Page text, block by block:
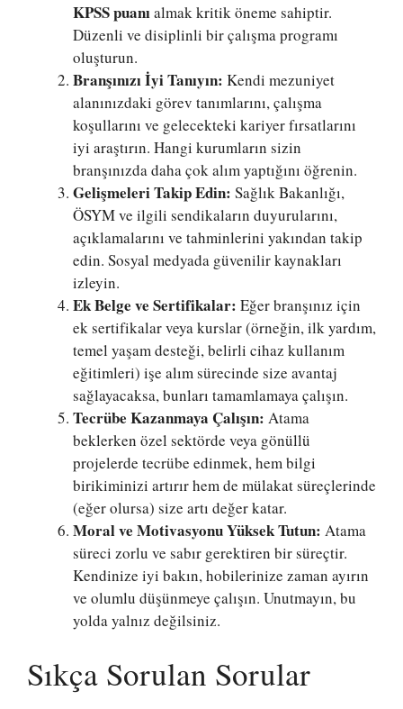
KPSS puanıalmak kritik öneme sahiptir.
Düzenli ve disiplinli bir çalışma programı
oluşturun.
Branşınızı İyi Tanıyın: Kendi mezuniyet
alanınızdaki görev tanımlarını, çalışma
koşullarını ve gelecekteki kariyer fırsatlarını
iyi araştırın. Hangi kurumların sizin
branşınızda daha çok alım yaptığını öğrenin.
Gelişmeleri Takip Edin: Sağlık Bakanlığı,
ÖSYM ve ilgili sendikaların duyurularını,
açıklamalarını ve tahminlerini yakından takip
edin. Sosyal medyada güvenilir kaynakları
izleyin.
Ek Belge ve Sertifikalar: Eğer branşınız için
ek sertifikalar veya kurslar (örneğin, ilk yardım,
temel yaşam desteği, belirli cihaz kullanım
eğitimleri) işe alım sürecinde size avantaj
sağlayacaksa, bunları tamamlamaya çalışın.
Tecrübe Kazanmaya Çalışın: Atama
beklerken özel sektörde veya gönüllü
projelerde tecrübe edinmek, hem bilgi
birikiminizi artırır hem de mülakat süreçlerinde
(eğer olursa) size artı değer katar.
Moral ve Motivasyonu Yüksek Tutun: Atama
süreci zorlu ve sabır gerektiren bir süreçtir.
Kendinize iyi bakın, hobilerinize zaman ayırın
ve olumlu düşünmeye çalışın. Unutmayın, bu
yolda yalnız değilsiniz.
Sıkça Sorulan Sorular